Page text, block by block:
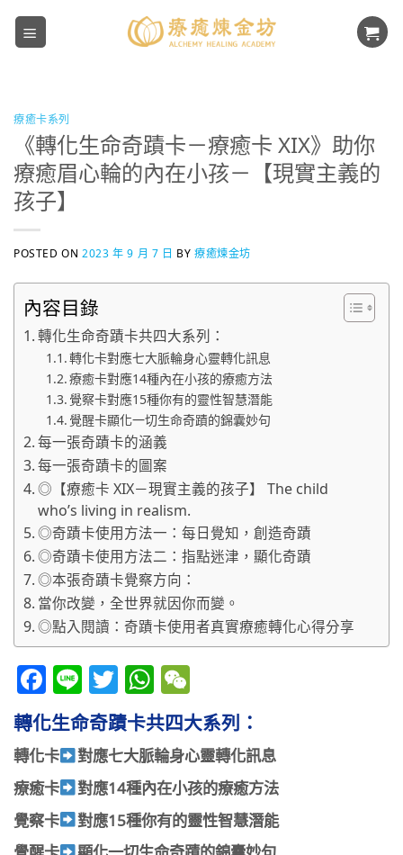
Skip
療癒卡系列
《轉化生命奇蹟卡－療癒卡 XIX》助你
療癒眉心輪的內在小孩－【現實主義的
孩子】
POSTED ON2023 年 9 月 7 日 BY 療癒煉金坊
內容目錄
轉化生命奇蹟卡共四大系列：
轉化卡對應七大脈輪身心靈轉化訊息
療癒卡對應14種內在小孩的療癒方法
覺察卡對應15種你有的靈性智慧潛能
覺醒卡顯化一切生命奇蹟的錦囊妙句​
每一張奇蹟卡的涵義
每一張奇蹟卡的圖案
◎【療癒卡 XIX－現實主義的孩子】 The child
who’s living in realism.
◎奇蹟卡使用方法一：每日覺知，創造奇蹟
◎奇蹟卡使用方法二：指點迷津，顯化奇蹟
◎本張奇蹟卡覺察方向：
當你改變，全世界就因你而變。
◎點入閱讀：奇蹟卡使用者真實療癒轉化心得分享
Facebook
LineTwitterWhatsApp
轉化生命奇蹟卡共四大系列：
轉化卡
對應七大脈輪身心靈轉化訊息
療癒卡
對應14種內在小孩的療癒方法
覺察卡
對應15種你有的靈性智慧潛能